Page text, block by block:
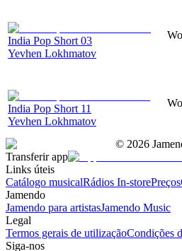
India Pop Short 03
Yevhen Lokhmatov
India Pop Short 11
Yevhen Lokhmatov
© 2026
Transferir app
Links úteis
Catálogo musicalRádios In-storePreços
Jamendo
Jamendo para artistasJamendo Music
Legal
Termos gerais de utilizaçãoCondições
Siga-nos